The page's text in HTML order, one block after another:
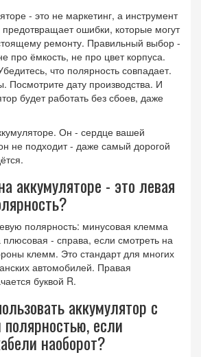
- это не маркетинг, а инструмент
ошибки, которые могут
ремонту. Правильный выбор -
про ёмкость, не про цвет корпуса.
что полярность совпадает.
Посмотрите дату производства. И
будет работать без сбоев, даже
Он - сердце вашей
не подходит - даже самый дорогой
аккумуляторе - это левая
полярность: минусовая клемма
плюсовая - справа, если смотреть на
клемм. Это стандарт для многих
автомобилей. Правая
буквой R.
аккумулятор с
если
наоборот?